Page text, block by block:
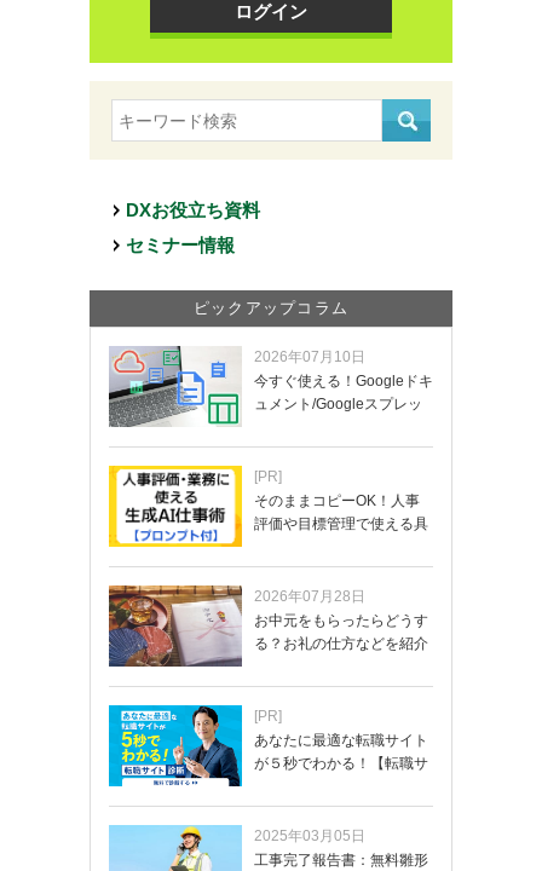
ログイン
DXお役立ち資料
セミナー情報
ピックアップコラム
2026年07月10日
今すぐ使える！Googleドキ
ュメント/Googleスプレッ
[PR]
そのままコピーOK！人事
評価や目標管理で使える具
2026年07月28日
お中元をもらったらどうす
る？お礼の仕方などを紹介
[PR]
あなたに最適な転職サイト
が５秒でわかる！【転職サ
2025年03月05日
工事完了報告書：無料雛形